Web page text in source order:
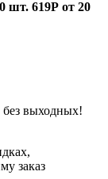
шт. 619Р от 20
без выходных!
заказ